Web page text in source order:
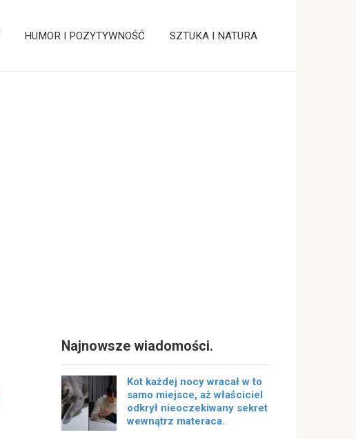
HUMOR I POZYTYWNOŚĆ SZTUKA I NATURA
Najnowsze wiadomości.
Kot każdej nocy wracał w to
samo miejsce, aż właściciel
odkrył nieoczekiwany sekret
wewnątrz materaca.